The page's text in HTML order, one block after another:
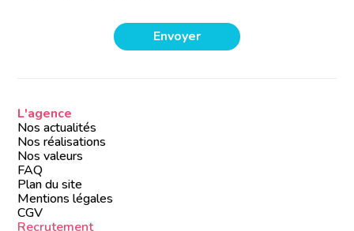
L'agence
Nos actualités
Nos réalisations
Nos valeurs
FAQ
Plan du site
Mentions légales
CGV
Recrutement